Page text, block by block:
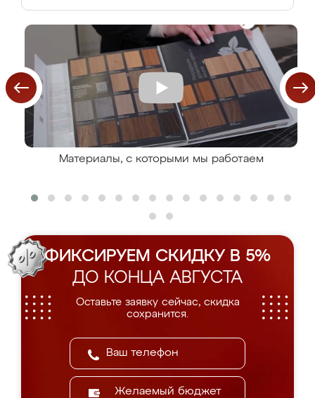
Материалы, с которыми мы работаем
ФИКСИРУЕМ СКИДКУ В 5%
ДО КОНЦА АВГУСТА
Оставьте заявку сейчас, скидка
сохранится.
Желаемый бюджет